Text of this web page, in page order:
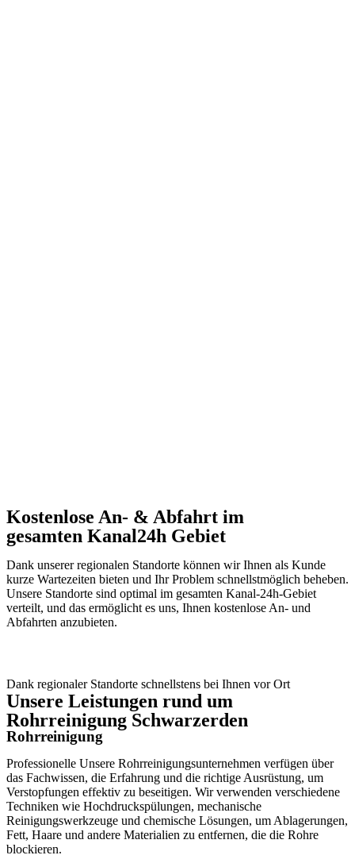
Kostenlose An- & Abfahrt im
gesamten Kanal24h Gebiet
Dank unserer regionalen Standorte können wir Ihnen als Kunde
kurze Wartezeiten bieten und Ihr Problem schnellstmöglich beheben.
Unsere Standorte sind optimal im gesamten Kanal-24h-Gebiet
verteilt, und das ermöglicht es uns, Ihnen kostenlose An- und
Abfahrten anzubieten.
Dank regionaler Standorte schnellstens bei Ihnen vor Ort
Unsere Leistungen rund um
Rohrreinigung Schwarzerden
Rohrreinigung
Professionelle Unsere Rohrreinigungsunternehmen verfügen über
das Fachwissen, die Erfahrung und die richtige Ausrüstung, um
Verstopfungen effektiv zu beseitigen. Wir verwenden verschiedene
Techniken wie Hochdruckspülungen, mechanische
Reinigungswerkzeuge und chemische Lösungen, um Ablagerungen,
Fett, Haare und andere Materialien zu entfernen, die die Rohre
blockieren.